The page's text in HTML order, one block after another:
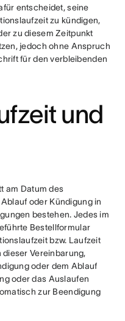
entscheidet, seine
zu kündigen,
zu diesem Zeitpunkt
jedoch ohne Anspruch
für den verbleibenden
und
am Datum des
oder Kündigung in
bestehen. Jedes im
Bestellformular
bzw. Laufzeit
Vereinbarung,
oder dem Ablauf
oder das Auslaufen
zur Beendigung